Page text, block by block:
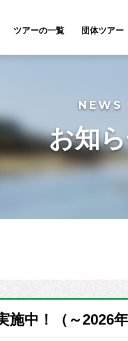
ツアーの一覧 団体ツアー
NEWS
お知
中！（～2026年